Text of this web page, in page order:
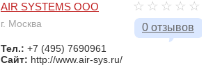
0 отзывов
AIR SYSTEMS ООО
г. Москва
Тел.: +7 (495) 7690961
Сайт: http://www.air-sys.ru/